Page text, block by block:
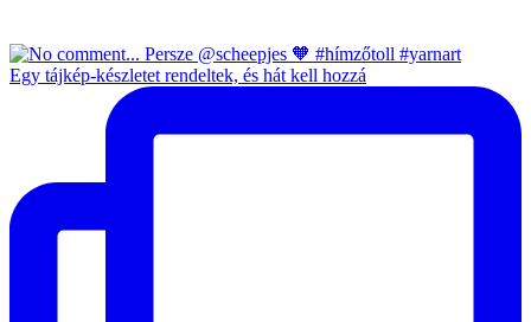
Egy tájkép-készletet rendeltek, és hát kell hozzá